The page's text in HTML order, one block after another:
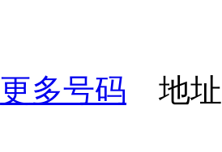
更多号码 地址